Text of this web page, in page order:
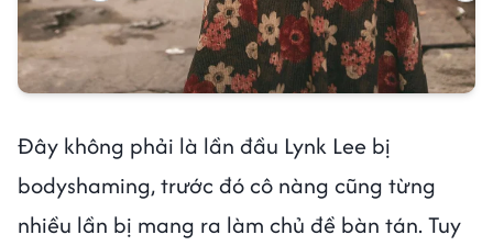
Đây không phải là lần đầu Lynk Lee bị
bodyshaming, trước đó cô nàng cũng từng
nhiều lần bị mang ra làm chủ đề bàn tán. Tuy